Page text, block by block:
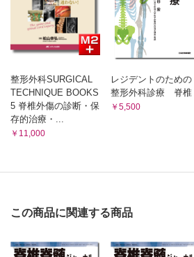
整形外科SURGICAL
TECHNIQUE BOOKS
5 脊椎外傷の診断・保
存的治療・...
￥11,000
レジデントのための
整形外科診療 脊椎
￥5,500
この商品に関連する商品